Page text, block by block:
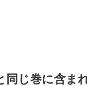
同じ巻に含ま